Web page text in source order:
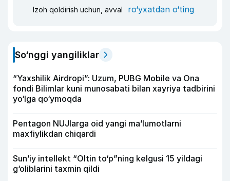
Izoh qoldirish uchun, avval ro‘yxatdan o‘ting
So‘nggi yangiliklar
“Yaxshilik Airdropi”: Uzum, PUBG Mobile va Ona
fondi Bilimlar kuni munosabati bilan xayriya tadbirini
yo‘lga qo‘ymoqda
Pentagon NUJlarga oid yangi maʼlumotlarni
maxfiylikdan chiqardi
Sun’iy intellekt “Oltin to‘p”ning kelgusi 15 yildagi
g‘oliblarini taxmin qildi